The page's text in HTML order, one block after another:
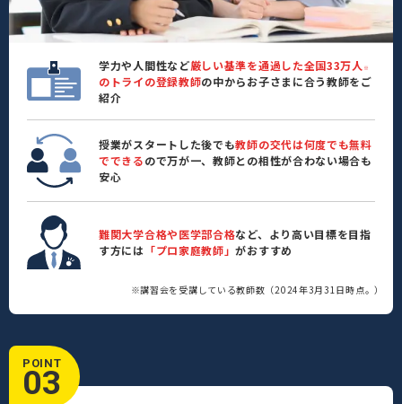
学力や人間性など厳しい基準を通過した全国33万人 ※
のトライの登録教師の中からお子さまに合う教師をご
紹介
授業がスタートした後でも教師の交代は何度でも無料
でできるので万が一、教師との相性が合わない場合も
安心
難関大学合格や医学部合格など、より高い目標を目指
す方には 「プロ家庭教師」がおすすめ
※講習会を受講している教師数（2024年3月31日時点。）
POINT
03